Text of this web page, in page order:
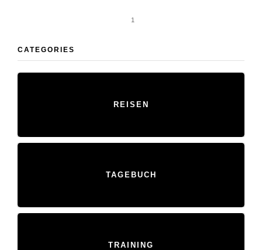
1
CATEGORIES
REISEN
TAGEBUCH
TRAINING